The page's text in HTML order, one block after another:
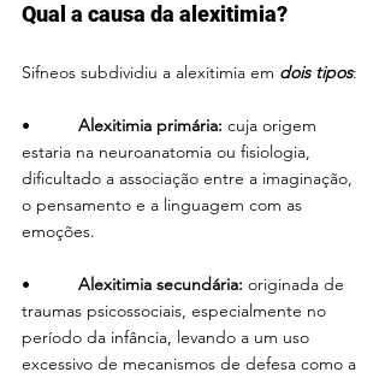
Qual a causa da alexitimia?
Sifneos subdividiu a alexitimia em dois tipos:
• Alexitimia primária: cuja origem
estaria na neuroanatomia ou fisiologia,
dificultado a associação entre a imaginação,
o pensamento e a linguagem com as
emoções.
• Alexitimia secundária: originada de
traumas psicossociais, especialmente no
período da infância, levando a um uso
excessivo de mecanismos de defesa como a